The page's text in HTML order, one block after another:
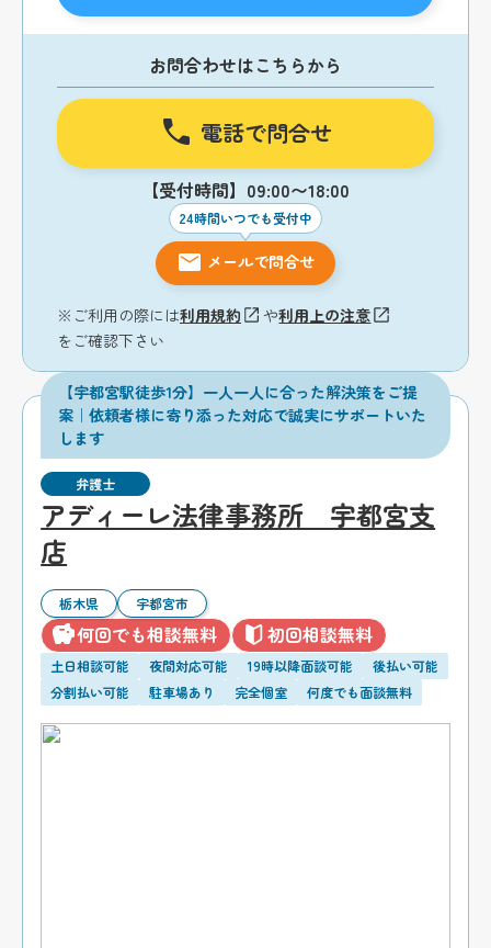
お問合わせはこちらから
電話で問合せ
【受付時間】09:00〜18:00
24時間いつでも受付中
メールで問合せ
※ご利用の際には利用規約 や利用上の注意
をご確認下さい
【宇都宮駅徒歩1分】一人一人に合った解決策をご提
案｜依頼者様に寄り添った対応で誠実にサポートいた
します
弁護士
アディーレ法律事務所 宇都宮支
店
栃木県 宇都宮市
何回でも相談無料 初回相談無料
土日相談可能 夜間対応可能 19時以降面談可能
後払い可能
分割払い可能
駐車場あり 完全個室 何度でも面談無料